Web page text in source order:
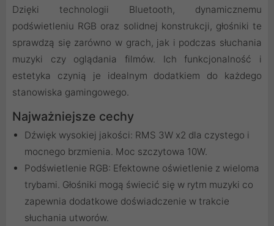
Dzięki technologii Bluetooth, dynamicznemu
podświetleniu RGB oraz solidnej konstrukcji, głośniki te
sprawdzą się zarówno w grach, jak i podczas słuchania
muzyki czy oglądania filmów. Ich funkcjonalność i
estetyka czynią je idealnym dodatkiem do każdego
stanowiska gamingowego.
Najważniejsze cechy
Dźwięk wysokiej jakości: RMS 3W x2 dla czystego i
mocnego brzmienia. Moc szczytowa 10W.
Podświetlenie RGB: Efektowne oświetlenie z wieloma
trybami. Głośniki mogą świecić się w rytm muzyki co
zapewnia dodatkowe doświadczenie w trakcie
słuchania utworów.